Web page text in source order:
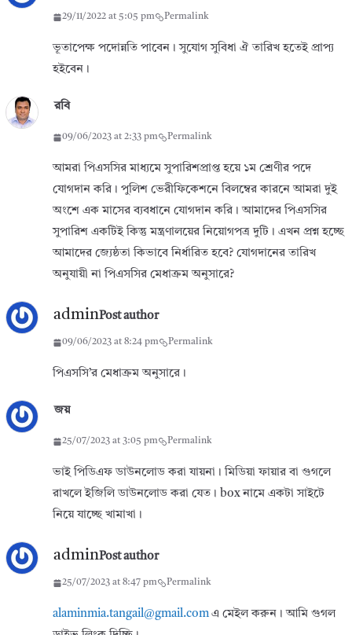
29/11/2022 at 5:05 pm Permalink
ভূতাপেক্ষ পদোন্নতি পাবেন। সুযোগ সুবিধা ঐ তারিখ হতেই প্রাপ্য
হইবেন।
রবি
09/06/2023 at 2:33 pm Permalink
আমরা পিএসসির মাধ্যমে সুপারিশপ্রাপ্ত হয়ে ১ম শ্রেণীর পদে
যোগদান করি। পুলিশ ভেরীফিকেশনে বিলম্বের কারনে আমরা দুই
অংশে এক মাসের ব্যবধানে যোগদান করি। আমাদের পিএসসির
সুপারিশ একটিই কিন্তু মন্ত্রণালয়ের নিয়োগপত্র দুটি। এখন প্রশ্ন হচ্ছে
আমাদের জ্যেষ্ঠতা কিভাবে নির্ধারিত হবে? যোগদানের তারিখ
অনুযায়ী না পিএসসির মেধাক্রম অনুসারে?
adminPost author
09/06/2023 at 8:24 pm Permalink
পিএসসি’র মেধাক্রম অনুসারে।
জয়
25/07/2023 at 3:05 pm Permalink
ভাই পিডিএফ ডাউনলোড করা যায়না। মিডিয়া ফায়ার বা গুগলে
রাখলে ইজিলি ডাউনলোড করা যেত। box নামে একটা সাইটে
নিয়ে যাচ্ছে খামাখা।
adminPost author
25/07/2023 at 8:47 pm Permalink
alaminmia.tangail@gmail.comএ মেইল করুন। আমি গুগল